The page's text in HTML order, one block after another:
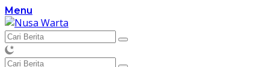
Langsung
ke
konten
Menu